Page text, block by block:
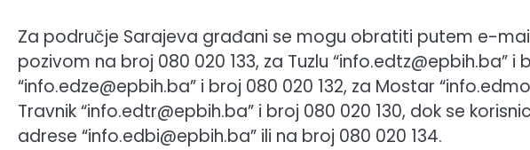
Za područje Sarajeva građani se mogu obratiti putem e-
pozivom na broj 080 020 133, za Tuzlu “info.edtz@epbih.ba” i
“info.edze@epbih.ba” i broj 080 020 132, za Mostar
Travnik “info.edtr@epbih.ba” i broj 080 020 130, dok se
adrese “info.edbi@epbih.ba” ili na broj 080 020 134.